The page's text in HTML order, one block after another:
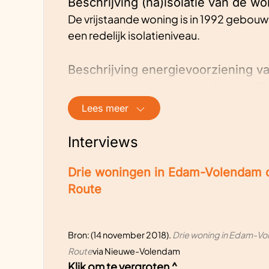
De vrijstaande woning is in 1992
een redelijk isolatieniveau.
Beschrijving energievoorziening
geïnstalleerd. Wij zijn begonnen met
airco. Later hebben wij een lucht-/
radiatoren en het warme tapwater. Op
aangesloten.
Adviezen
(DuurzaamAan) hebben mij van
toppers, dus gebruik ze! Laat u ook
Lees meer
Interviews
Drie woningen in Edam-
Route
Bron: (14 november 2018). Drie woning in Edam-
Routevia Nieuwe-Volendam